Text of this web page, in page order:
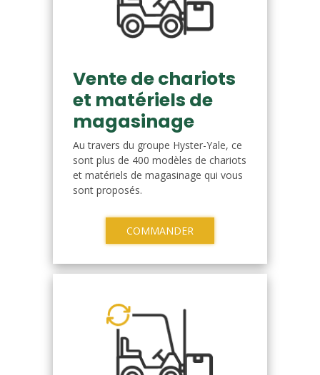
Vente de chariots
et matériels de
magasinage
Au travers du groupe Hyster-Yale, ce
sont plus de 400 modèles de chariots
et matériels de magasinage qui vous
sont proposés.
COMMANDER